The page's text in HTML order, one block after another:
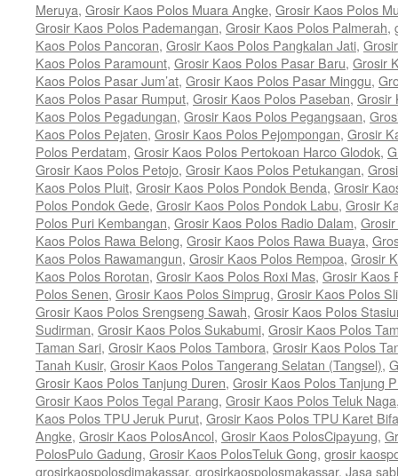
Meruya, Grosir Kaos Polos Muara Angke, Grosir Kaos Polos
Grosir Kaos Polos Pademangan, Grosir Kaos Polos Palmerah,
Kaos Polos Pancoran, Grosir Kaos Polos Pangkalan Jati,
Kaos Polos Paramount, Grosir Kaos Polos Pasar Baru, Grosir
Kaos Polos Pasar Jum’at, Grosir Kaos Polos Pasar Minggu,
Kaos Polos Pasar Rumput, Grosir Kaos Polos Paseban, Grosir
Kaos Polos Pegadungan, Grosir Kaos Polos Pegangsaan,
Kaos Polos Pejaten, Grosir Kaos Polos Pejompongan, Grosir
Polos Perdatam, Grosir Kaos Polos Pertokoan Harco Glodok,
Grosir Kaos Polos Petojo, Grosir Kaos Polos Petukangan,
Kaos Polos Pluit, Grosir Kaos Polos Pondok Benda, Grosir
Polos Pondok Gede, Grosir Kaos Polos Pondok Labu, Grosir
Polos Puri Kembangan, Grosir Kaos Polos Radio Dalam,
Kaos Polos Rawa Belong, Grosir Kaos Polos Rawa Buaya,
Kaos Polos Rawamangun, Grosir Kaos Polos Rempoa, Grosir
Kaos Polos Rorotan, Grosir Kaos Polos Roxi Mas, Grosir Kaos
Polos Senen, Grosir Kaos Polos Simprug, Grosir Kaos Polos
Grosir Kaos Polos Srengseng Sawah, Grosir Kaos Polos
Sudirman, Grosir Kaos Polos Sukabumi, Grosir Kaos Polos
Taman Sari, Grosir Kaos Polos Tambora, Grosir Kaos Polos
Tanah Kusir, Grosir Kaos Polos Tangerang Selatan (Tangsel),
Grosir Kaos Polos Tanjung Duren, Grosir Kaos Polos Tanjung
Grosir Kaos Polos Tegal Parang, Grosir Kaos Polos Teluk Naga
Kaos Polos TPU Jeruk Purut, Grosir Kaos Polos TPU Karet
Angke, Grosir Kaos PolosAncol, Grosir Kaos PolosCipayung,
PolosPulo Gadung, Grosir Kaos PolosTeluk Gong, grosir
grosirkaospolosdimakassar, grosirkaospolosmakassar, Jasa